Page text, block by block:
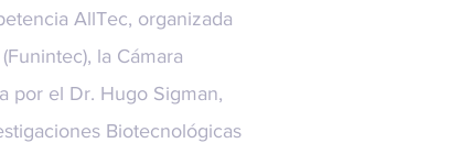
AllTec, organizada
la Cámara
por el Dr. Hugo Sigman,
Biotecnológicas